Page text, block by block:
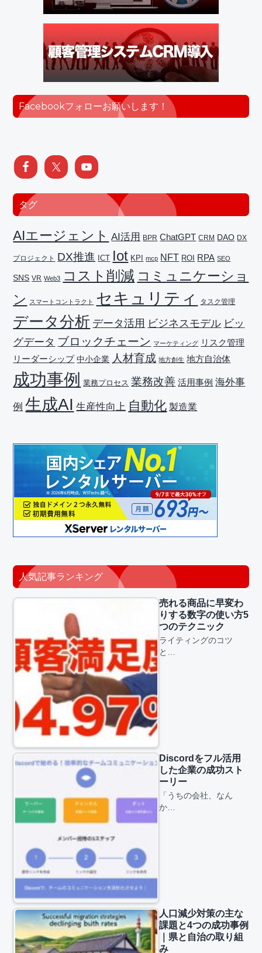
Facebookフォローお願いします！
タグ
AIエージェント AI活用 BPR ChatGPT CRM DAO DX
プロジェクト DX推進 ICT Iot KPI mcp NFT ROI RPA SEO
SNS VR Web3 コスト削減 コミュニケーショ
ン
スマートコントラクト セキュリティ タスク管理
データ分析 データ活用 ビジネスモデル ビッ
グデータ ブロックチェーン マーケティング リスク管理
リーダーシップ 中小企業 人材育成 地方創生 地方自治体
成功事例 業務プロセス 業務改善 活用事例 海外事
例 生成AI 生産性向上 自動化 製造業
人気記事ランキング
売れる商品に早変わ
りする数字の使い方5
つのテクニック
ライティングのコツ
と…
Discordをフル活用
した企業の成功スト
ーリー
「うちの会社、なん
か…
人口減少対策の主な
課題と4つの成功事例
｜県と自治の取り組
み